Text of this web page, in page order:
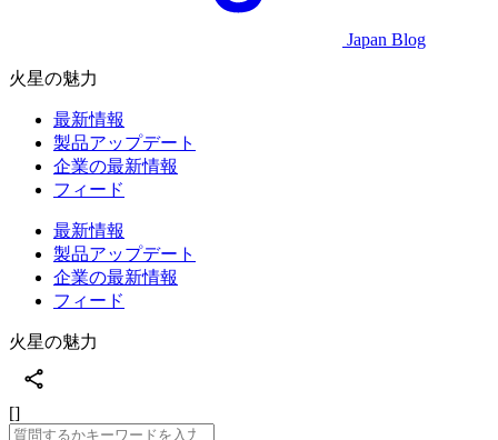
Japan Blog
火星の魅力
最新情報
製品アップデート
企業の最新情報
フィード
最新情報
製品アップデート
企業の最新情報
フィード
火星の魅力
[]